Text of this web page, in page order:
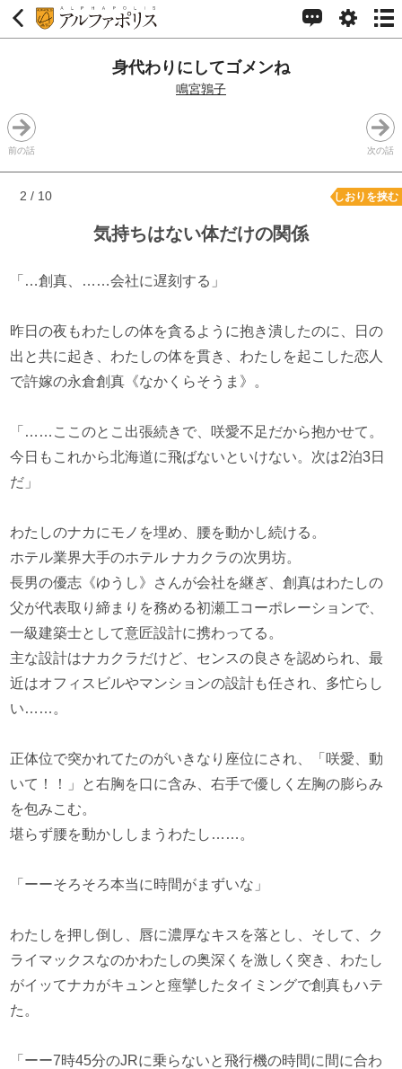
身代わりにしてゴメンね
鳴宮鶉子
前の話 次の話
2 / 10 しおりを挟む
気持ちはない体だけの関係
「…創真、……会社に遅刻する」
昨日の夜もわたしの体を貪るように抱き潰したのに、日の
出と共に起き、わたしの体を貫き、わたしを起こした恋人
で許嫁の永倉創真《なかくらそうま》。
「……ここのとこ出張続きで、咲愛不足だから抱かせて。
今日もこれから北海道に飛ばないといけない。次は2泊3日
だ」
わたしのナカにモノを埋め、腰を動かし続ける。
ホテル業界大手のホテル ナカクラの次男坊。
長男の優志《ゆうし》さんが会社を継ぎ、創真はわたしの
父が代表取り締まりを務める初瀬工コーポレーションで、
一級建築士として意匠設計に携わってる。
主な設計はナカクラだけど、センスの良さを認められ、最
近はオフィスビルやマンションの設計も任され、多忙らし
い……。
正体位で突かれてたのがいきなり座位にされ、「咲愛、動
いて！！」と右胸を口に含み、右手で優しく左胸の膨らみ
を包みこむ。
堪らず腰を動かししまうわたし……。
「ーーそろそろ本当に時間がまずいな」
わたしを押し倒し、唇に濃厚なキスを落とし、そして、ク
ライマックスなのかわたしの奥深くを激しく突き、わたし
がイッてナカがキュンと痙攣したタイミングで創真もハテ
た。
「ーー7時45分のJRに乗らないと飛行機の時間に間に合わ